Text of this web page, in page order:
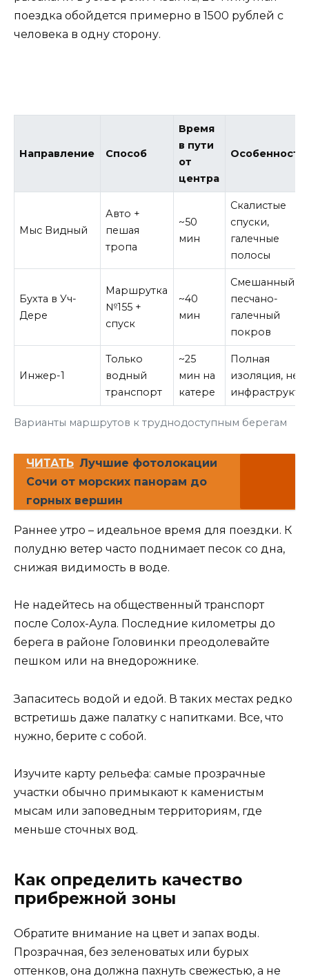
поездка обойдется примерно в 1500 рублей с
человека в одну сторону.
Варианты маршрутов к труднодоступным берегам
Направление Способ
Время
в пути
от
центра
Особенность
Мыс Видный
Авто +
пешая
тропа
~50
мин
Скалистые
спуски,
галечные
полосы
Бухта в Уч-
Дере
Маршрутка
№155 +
спуск
~40
мин
Смешанный
песчано-
галечный
покров
Инжер-1
Только
водный
транспорт
~25
мин на
катере
Полная
изоляция, нет
ЧИТАТЬ Лучшие фотолокации
Сочи от морских панорам до
горных вершин
Раннее утро – идеальное время для поездки. К
полудню ветер часто поднимает песок со дна,
снижая видимость в воде.
Не надейтесь на общественный транспорт
после Солох-Аула. Последние километры до
берега в районе Головинки преодолевайте
пешком или на внедорожнике.
Запаситесь водой и едой. В таких местах редко
встретишь даже палатку с напитками. Все, что
нужно, берите с собой.
Изучите карту рельефа: самые прозрачные
участки обычно примыкают к каменистым
мысам или заповедным территориям, где
меньше сточных вод.
Как определить качество
прибрежной зоны
Обратите внимание на цвет и запах воды.
Прозрачная, без зеленоватых или бурых
оттенков, она должна пахнуть свежестью, а не